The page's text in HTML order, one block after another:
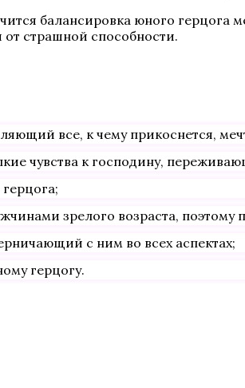
балансировка юного
от страшной способности.
все, к чему прикоснется,
чувства к господину,
зрелого возраста,
с ним во всех аспектах;
герцогу.